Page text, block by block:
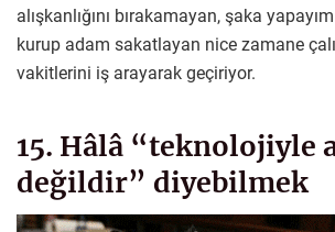
alışkanlığını bırakamayan, şaka
kurup adam sakatlayan nice zamane
vakitlerini iş arayarak geçiriyor.
15. Hâlâ “teknolojiyle
değildir” diyebilmek